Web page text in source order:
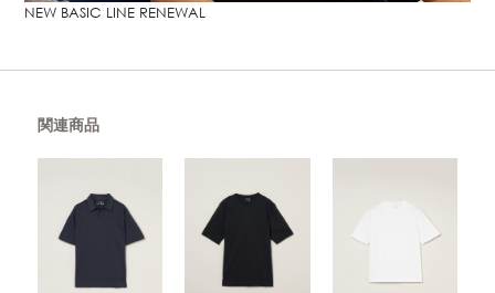
NEW BASIC LINE RENEWAL
関連商品